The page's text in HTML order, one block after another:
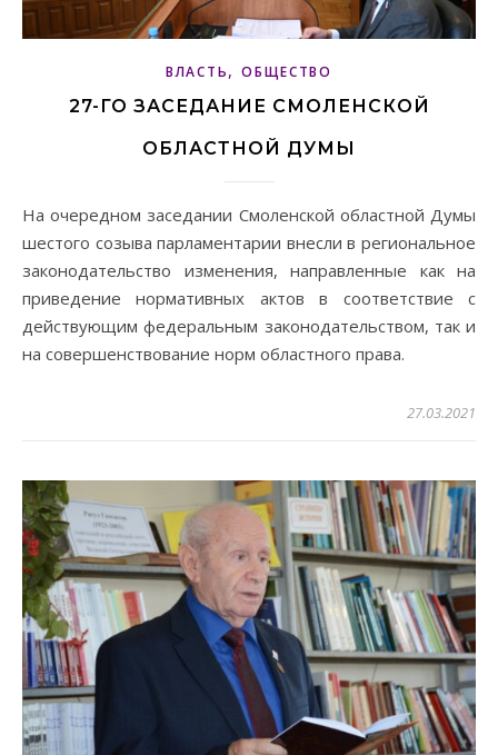
ВЛАСТЬ,ОБЩЕСТВО
27-ГО ЗАСЕДАНИЕ СМОЛЕНСКОЙ
ОБЛАСТНОЙ ДУМЫ
На очередном заседании Смоленской областной Думы
шестого созыва парламентарии внесли в региональное
законодательство изменения, направленные как на
приведение нормативных актов в соответствие с
действующим федеральным законодательством, так и
на совершенствование норм областного права.
27.03.2021